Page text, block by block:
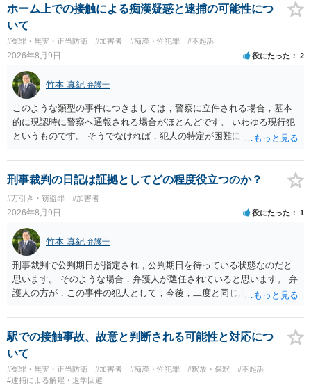
う。）が露出され又は強調されているものであり、かつ、性欲を興奮
させ又は刺激するもの
ホーム上での接触による痴漢疑惑と逮捕の可能性につ
いて
#冤罪・無実・正当防衛 #加害者 #痴漢・性犯罪 #不起訴
2026年8月9日 役にたった 2
竹本 真紀 弁護士
このような類型の事件につきましては，警察に立件される場合，基本
的に現認時に警察へ通報される場合がほとんどです。 いわゆる現行犯
というものです。 そうでなければ，犯人の特定が困難になってしまい
（事件性）とともに，誰の行為かの判断がされる（犯人性）が必要な
のですが，現認時に警察が臨場できる場合以外は，基本的に犯人性を
特定することができません。もちろん，常習性が顕著で，既に前科を
有していて警察に把握されていれば別ですが，そのような方は，この
ような場所に質問を掲げてくることはありません。心配・不安になる
ことはよくわかるのですが，心配・不安を感じている方は，警察に把
握されていることがありませんので，犯人性が特定されることはあり
ません。したがって，自分が犯人であるとされることはないのです。
ですから，相談者の場合は，大丈夫です。安心してください。それで
は，①～③に答えます。 ①について 腕の動き，女性への向かい方をみ
れば，酔っていて偶然の出来事か，意図的に偶然を装うように触った
のかは，わかります。触る瞬間ではなくて，触るまでの状況の方が重
要です。酔っていてふらついていたのであれば，そのときだけふらつ
いているわけではありません。腕の振り方も，そのときだけ偶然大き
くなるわけではありません。ですから，本件では，意図的だと疑われ
ることはないと思います。その雰囲気は，当たってしまった女性にも
刑事裁判の日記は証拠としてどの程度役立つのか？
#万引き・窃盗罪 #加害者
2026年8月9日 役にたった 1
竹本 真紀 弁護士
刑事裁判で公判期日が指定され，公判期日を待っている状態なのだと
思います。 そのような場合，弁護人が選任されていると思います。 弁
護人の方が，この事件の犯人として，今後，二度と同じような犯罪を
いかアドバイスしてくれると思います。そして，書いた内容は，被告
人質問などで活用されることになると思います。 裁判のためだけに記
録するわけではないかもしれませんが，「裁判において証拠として利
用できる可能性があれば」と考えているのであれば，本件について証
拠も見て内容を把握している，弁護人の方と相談して書く内容を打ち
駅での接触事故、故意と判断される可能性と対応につ
いて
#冤罪・無実・正当防衛 #加害者 #痴漢・性犯罪 #釈放・保釈
#不起訴
#逮捕による解雇・退学回避